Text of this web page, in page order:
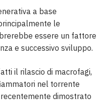
a base
le
essere un fattore
e successivo sviluppo.
il rilascio di macrofagi,
nel torrente
dimostrato